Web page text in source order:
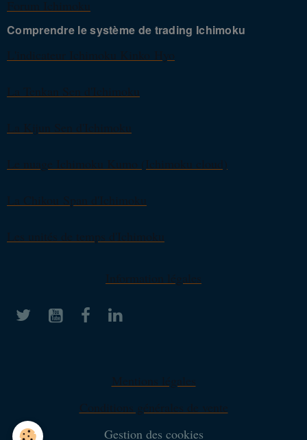
Comprendre le système de trading Ichimoku
Gestion des cookies